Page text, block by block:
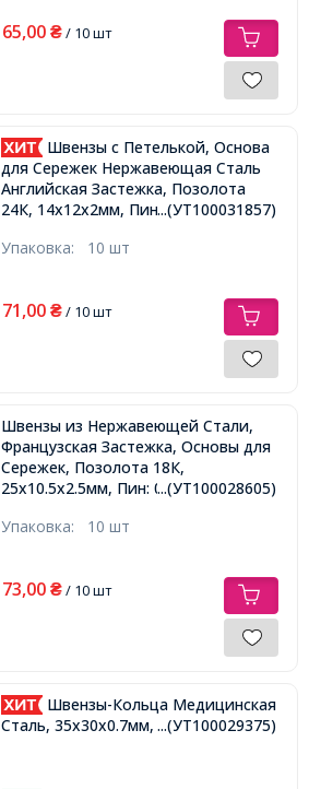
65,00 ₴/ 10 шт
Швензы c Петелькой, Основа
для Сережек Нержавеющая Сталь
Английская Застежка, Позолота
24К, 14х12х2мм, Пин 0.6х1 мм,
...(УТ100031857)
Упаковка: 10 шт
71,00 ₴/ 10 шт
Швензы из Нержавеющей Стали,
Французская Застежка, Основы для
Сережек, Позолота 18К,
25х10.5х2.5мм, Пин: 0.7мм,...(УТ100028605)
Упаковка: 10 шт
73,00 ₴/ 10 шт
Швензы-Кольца Медицинская
Сталь, 35х30х0.7мм, ...(УТ100029375)